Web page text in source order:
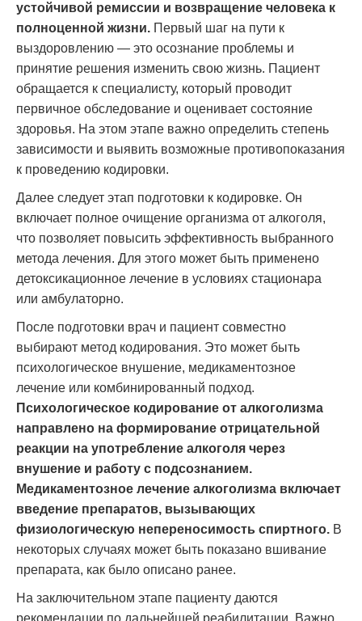
устойчивой ремиссии и возвращение человека к
полноценной жизни. Первый шаг на пути к
выздоровлению — это осознание проблемы и
принятие решения изменить свою жизнь. Пациент
обращается к специалисту, который проводит
первичное обследование и оценивает состояние
здоровья. На этом этапе важно определить степень
зависимости и выявить возможные противопоказания
к проведению кодировки.
Далее следует этап подготовки к кодировке. Он
включает полное очищение организма от алкоголя,
что позволяет повысить эффективность выбранного
метода лечения. Для этого может быть применено
детоксикационное лечение в условиях стационара
или амбулаторно.
После подготовки врач и пациент совместно
выбирают метод кодирования. Это может быть
психологическое внушение, медикаментозное
лечение или комбинированный подход.
Психологическое кодирование от алкоголизма
направлено на формирование отрицательной
реакции на употребление алкоголя через
внушение и работу с подсознанием.
Медикаментозное лечение алкоголизма включает
введение препаратов, вызывающих
физиологическую непереносимость спиртного. В
некоторых случаях может быть показано вшивание
препарата, как было описано ранее.
На заключительном этапе пациенту даются
рекомендации по дальнейшей реабилитации. Важно